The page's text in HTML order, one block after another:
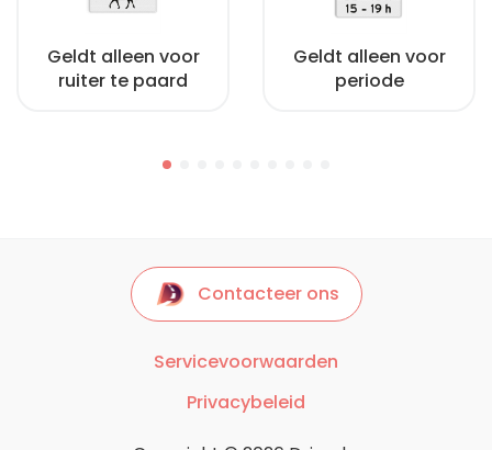
Geldt alleen voor
ruiter te paard
Geldt alleen voor
periode
Contacteer ons
Servicevoorwaarden
Privacybeleid